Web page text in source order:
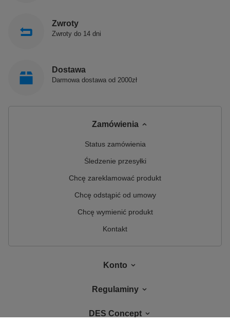
Zwroty
Zwroty do 14 dni
Dostawa
Darmowa dostawa od 2000zł
Zamówienia
Status zamówienia
Śledzenie przesyłki
Chcę zareklamować produkt
Chcę odstąpić od umowy
Chcę wymienić produkt
Kontakt
Konto
Regulaminy
DES Concept